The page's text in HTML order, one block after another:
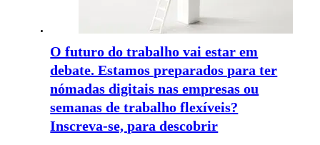
O futuro do trabalho vai estar em
debate. Estamos preparados para ter
nómadas digitais nas empresas ou
semanas de trabalho flexíveis?
Inscreva-se, para descobrir